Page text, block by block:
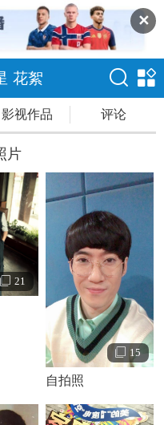
✕
花絮
影视作品 评论
片
21
15
自拍照